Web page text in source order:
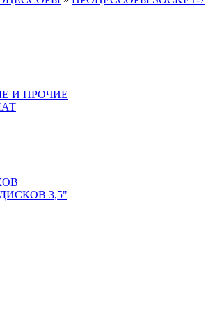
И ПРОЧИЕ
3,5"